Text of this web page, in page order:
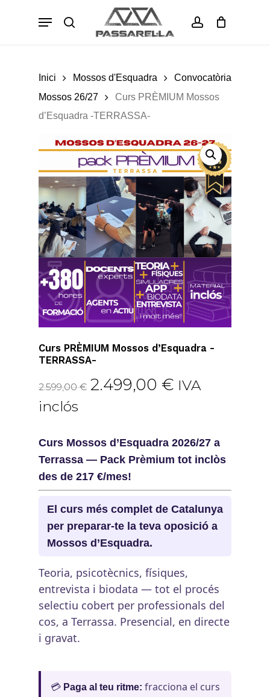
search account
Menu
Cart
Inici Mossos d'Esquadra
Convocatòria
Mossos 26/27
Curs PRÈMIUM Mossos
d’Esquadra -TERRASSA-
Curs PRÈMIUM Mossos d’Esquadra -
TERRASSA-
2.599,00€ El
era:
2.599,00 €.
2.499,00 € El
és:
2.499,00 €.
IVA
inclós
Curs Mossos d’Esquadra 2026/27 a
Terrassa — Pack Prèmium tot inclòs
des de 217 €/mes!
El curs més complet de Catalunya
per preparar-te la teva oposició a
Mossos d’Esquadra.
Teoria, psicotècnics, físiques,
entrevista i biodata — tot el procés
selectiu cobert per professionals del
cos, a Terrassa. Presencial, en directe
i gravat.
💳 Paga al teu ritme: fracciona el curs